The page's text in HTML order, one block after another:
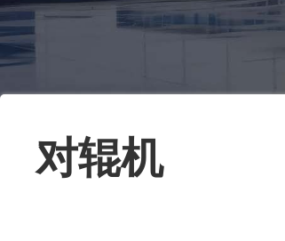
对辊机